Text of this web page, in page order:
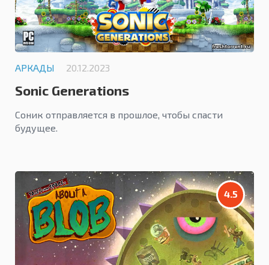
АРКАДЫ 20.12.2023
Sonic Generations
Соник отправляется в прошлое, чтобы спасти
будущее.
4.5